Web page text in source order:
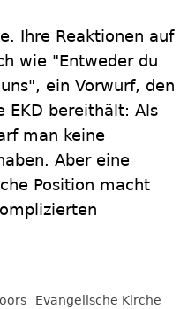
Ihre Reaktionen auf
wie "Entweder du
ein Vorwurf, den
EKD bereithält: Als
man keine
Aber eine
Position macht
Evangelische Kirche